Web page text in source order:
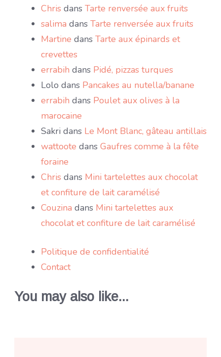
Chris dans Tarte renversée aux fruits
salima dans Tarte renversée aux fruits
Martine dans Tarte aux épinards et
crevettes
errabih dans Pidé, pizzas turques
Lolo dans Pancakes au nutella/banane
errabih dans Poulet aux olives à la
marocaine
Sakri dans Le Mont Blanc, gâteau antillais
wattoote dans Gaufres comme à la fête
foraine
Chris dans Mini tartelettes aux chocolat
et confiture de lait caramélisé
Couzina dans Mini tartelettes aux
chocolat et confiture de lait caramélisé
Politique de confidentialité
Contact
You may also like...